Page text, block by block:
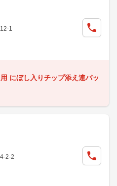
1
にぼし入りチップ添え連パッ
2-2